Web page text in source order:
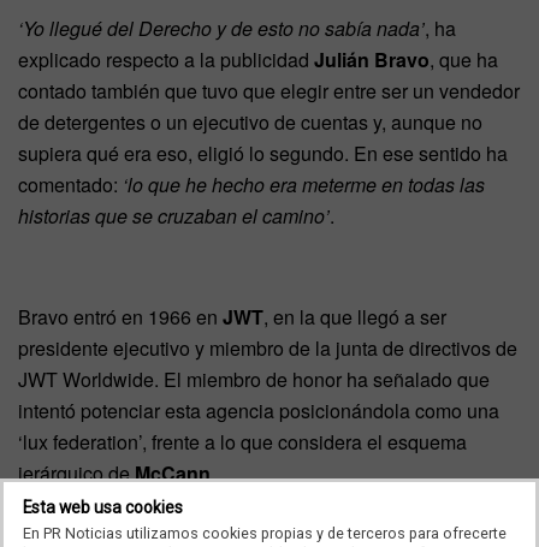
‘Yo llegué del Derecho y de esto no sabía nada’, ha
explicado respecto a la publicidad Julián Bravo, que ha
contado también que tuvo que elegir entre ser un vendedor
de detergentes o un ejecutivo de cuentas y, aunque no
supiera qué era eso, eligió lo segundo. En ese sentido ha
comentado: ‘lo que he hecho era meterme en todas las
historias que se cruzaban el camino’.
Bravo entró en 1966 en JWT, en la que llegó a ser
presidente ejecutivo y miembro de la junta de directivos de
JWT Worldwide. El miembro de honor ha señalado que
intentó potenciar esta agencia posicionándola como una
‘lux federation’, frente a lo que considera el esquema
jerárquico deMcCann.
Esta web usa cookies
En PR Noticias utilizamos cookies propias y de terceros para ofrecerte